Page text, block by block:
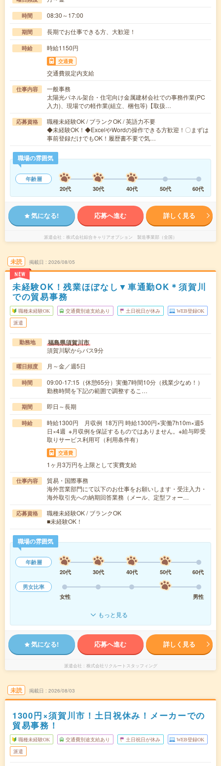
時間 08:30～17:00
期間 長期でお仕事できる方、大歓迎！
時給 時給1150円
交通費
交通費規定内支給
仕事内容
一般事務
太陽光パネル架台・住宅向け金属建材会社での事務作業(PC
入力)、現場での軽作業(組立、梱包等)【取扱…
応募資格
職種未経験OK / ブランクOK / 英語力不要
◆未経験OK！◆ExcelやWordの操作できる方歓迎！〇まずは
事前登録だけでもOK！履歴書不要で気…
職場の雰囲気
年齢層
20代
30代 40代 50代 60代
気になる! 応募へ進む 詳しく見る
派遣会社 株式会社綜合キャリアオプション 製造事業部（全国）
未読
NEW
掲載日 2026/08/05
未経験OK！残業ほぼなし▼車通勤OK＊須賀川
での貿易事務
職種未経験OK 交通費別途支給あり 土日祝日が休み WEB登録OK
派遣
勤務地 福島県須賀川市
須賀川駅からバス9分
曜日頻度 月～金／週5日
時間
09:00-17:15（休憩65分）実働7時間10分（残業少なめ！）
勤務時間を下記の範囲で調整するこ…
期間 即日～長期
時給
時給1300円 月収例 18万円 時給1300円×実働7h10m×週5
日×4週 ※月収例を保証するものではありません。※給与即受
取りサービス利用可（利用条件有）
交通費
1ヶ月3万円を上限として実費支給
仕事内容
貿易・国際事務
海外営業部門にて以下のお仕事をお願いします・受注入力・
海外取引先への納期回答業務（メール、定型フォー…
応募資格
職種未経験OK / ブランクOK
■未経験OK！
職場の雰囲気
年齢層
20代
30代 40代 50代
60代
男女比率
女性
男性
もっと見る
気になる! 応募へ進む 詳しく見る
派遣会社 株式会社リクルートスタッフィング
未読 掲載日 2026/08/03
1300円×須賀川市！土日祝休み！メーカーでの
貿易事務！
職種未経験OK 交通費別途支給あり 土日祝日が休み WEB登録OK
派遣